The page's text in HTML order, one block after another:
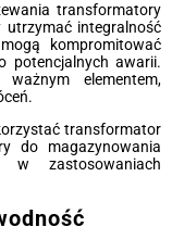
transformatory
utrzymać integralność
kompromitować
potencjalnych awarii.
elementem,
transformator
do magazynowania
zastosowaniach